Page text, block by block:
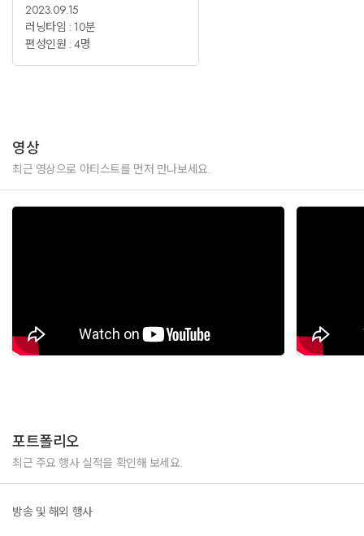
2023.09.15
러닝타임 : 10분
편성인원 : 4명
영상
최근 영상으로 아티스트를 먼저 만나보세요.
포트폴리오
최근 주요 행사 실적을 확인해 보세요.
방송 및 해외 행사